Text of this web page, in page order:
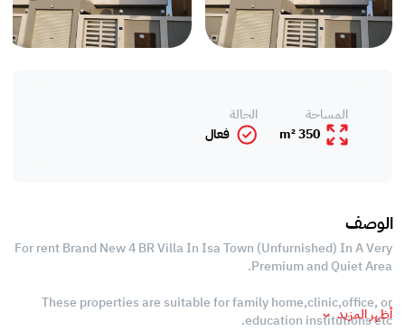
المساحة
350 m²
الحالة
فعال
الوصف
For rent Brand New 4 BR Villa In Isa Town (Unfurnished) In A Very
Premium and Quiet Area.
These properties are suitable for family home,clinic,office, or
education institutions etc.
أظهر المزيد